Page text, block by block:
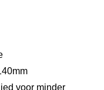
voor minder